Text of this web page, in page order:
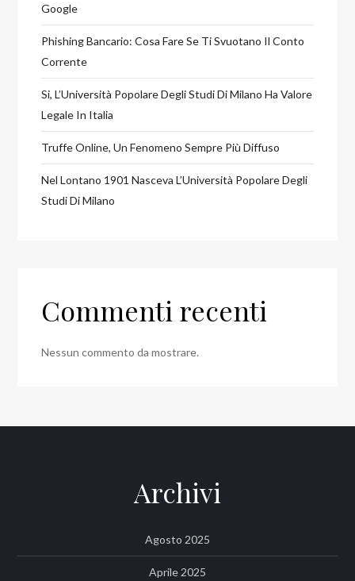
Google
Phishing Bancario: Cosa Fare Se Ti Svuotano Il Conto
Corrente
Si, L’Università Popolare Degli Studi Di Milano Ha Valore
Legale In Italia
Truffe Online, Un Fenomeno Sempre Più Diffuso
Nel Lontano 1901 Nasceva L’Università Popolare Degli
Studi Di Milano
Commenti recenti
Nessun commento da mostrare.
Archivi
Agosto 2025
Aprile 2025